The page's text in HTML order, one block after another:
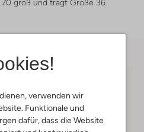
verwenden wir
Funktionale und
dafür, dass die Website
groß und trägt Größe 36.
TagenRückgaberecht